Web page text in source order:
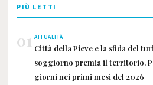
PIÙ LETTI
01 ATTUALITÀ
Città della Pieve e la sfida del
soggiorno premia il territorio.
giorni nei primi mesi del 2026